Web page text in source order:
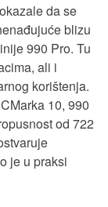
da se
blizu
990 Pro. Tu
ali i
korištenja.
10, 990
od 722
je u praksi